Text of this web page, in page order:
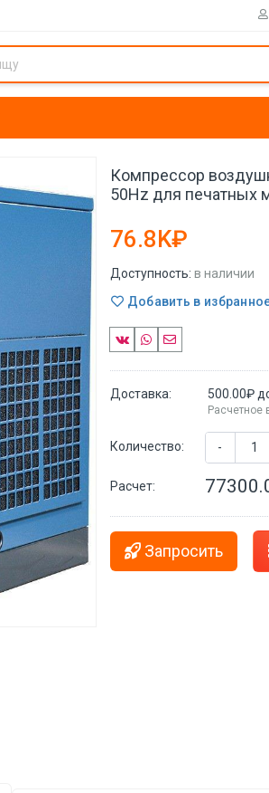
Компрессор
50Hz для печатных
76.8K₽
Доступность: в наличии
Добавить в
Доставка: 500.00₽
Расчетное
Количество: -
Расчет:
Запросить